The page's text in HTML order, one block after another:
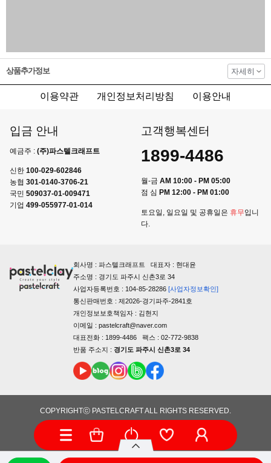
상품추가정보 자세히
이용약관 개인정보처리방침 이용안내
입금 안내
예금주 : (주)파스텔크래프트
신한 100-029-602846
농협 301-0140-3706-21
국민 509037-01-009471
기업 499-055977-01-014
고객행복센터
1899-4486
월-금 AM 10:00 - PM 05:00
점 심 PM 12:00 - PM 01:00
토요일, 일요일 및 공휴일은 휴무입니
다.
회사명 : 파스텔크래프트 대표자 : 현대윤
주소명 : 경기도 파주시 신촌3로 34
사업자등록번호 : 104-85-28286 [사업자정보확인]
통신판매번호 : 제2026-경기파주-2841호
개인정보보호책임자 : 김현지
이메일 : pastelcraft@naver.com
대표전화 : 1899-4486 팩스 : 02-772-9838
반품 주소지 : 경기도 파주시 신촌3로 34
COPYRIGHTⓒ PASTELCRAFT ALL RIGHTS RESERVED.